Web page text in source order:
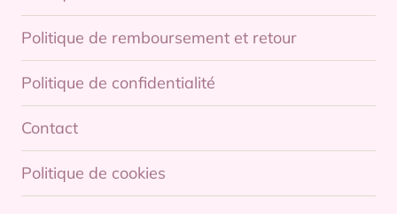
Politique de remboursement et retour
Politique de confidentialité
Contact
Politique de cookies